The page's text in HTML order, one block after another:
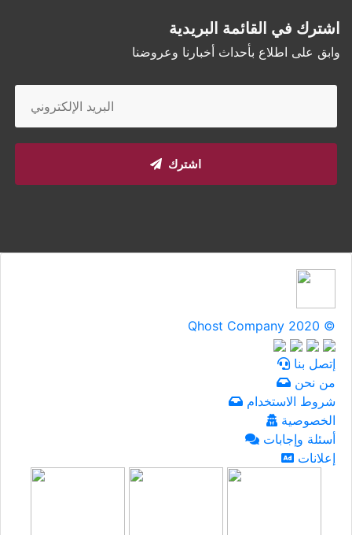
اشترك في القائمة البريدية
وابق على اطلاع بأحداث أخبارنا وعروضنا
اشترك
Qhost Company 2020 ©
إتصل بنا
من نحن
شروط الاستخدام
الخصوصية
أسئلة وإجابات
إعلانات